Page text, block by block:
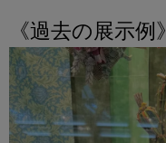
《過去の展示例》